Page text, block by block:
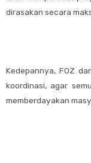
dirasakan secara
Kedepannya, FOZ
koordinasi, agar
memberdayakan